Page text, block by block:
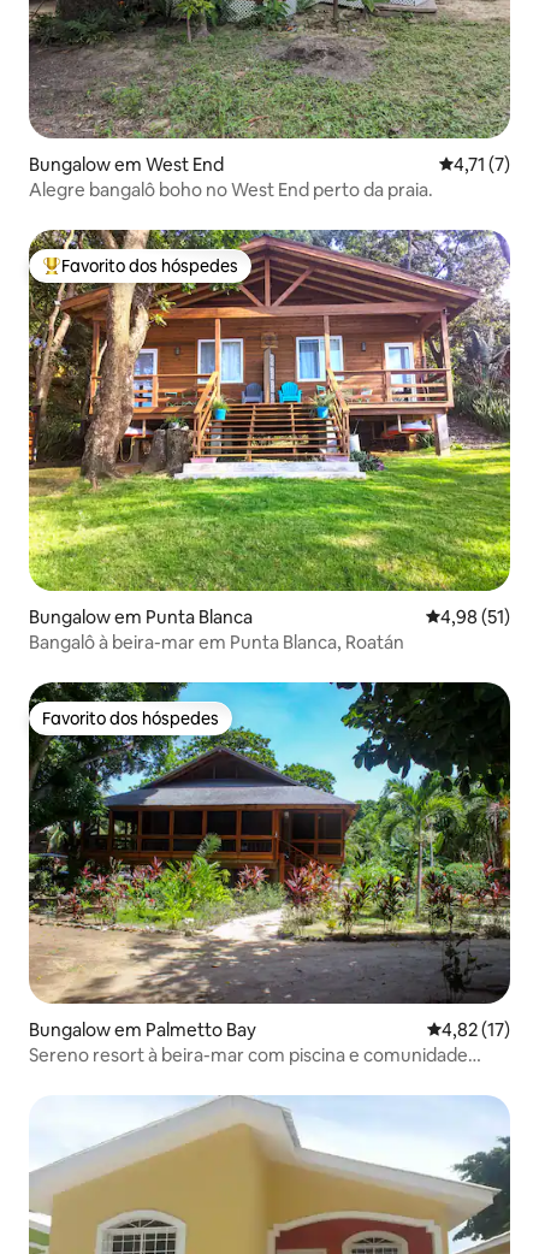
Bungalow em West End
4,71 (7)
Alegre bangalô boho no West End perto da praia.
Favoritos dos hóspedes mais apreciados
Favorito dos hóspedes
Bungalow em Punta Blanca Classificação
4,98 (51)
Bangalô à beira-mar em Punta Blanca, Roatán
Favorito dos hóspedes
Favorito dos hóspedes
Bungalow em Palmetto Bay Classificação
4,82 (17)
Sereno resort à beira-mar com piscina e comunidade